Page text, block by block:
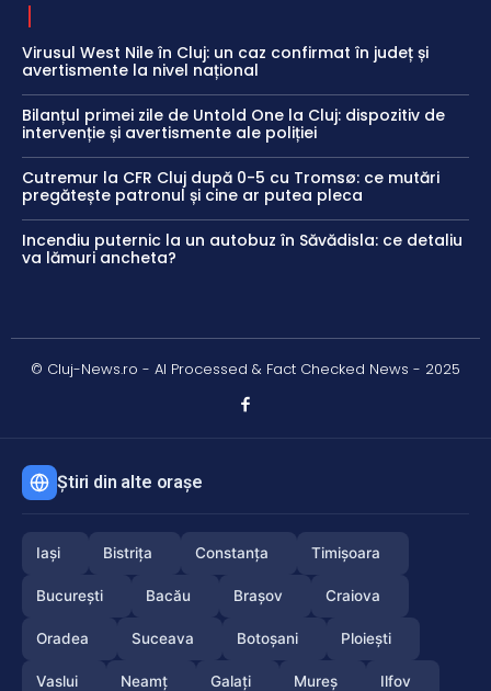
Virusul West Nile în Cluj: un caz confirmat în județ și
avertismente la nivel național
Bilanțul primei zile de Untold One la Cluj: dispozitiv de
intervenție și avertismente ale poliției
Cutremur la CFR Cluj după 0-5 cu Tromsø: ce mutări
pregătește patronul și cine ar putea pleca
Incendiu puternic la un autobuz în Săvădisla: ce detaliu
va lămuri ancheta?
© Cluj-News.ro - AI Processed & Fact Checked News - 2025
Știri din alte orașe
Iași Bistrița Constanța Timișoara
București Bacău Brașov Craiova
Oradea Suceava Botoșani Ploiești
Vaslui Neamț Galați Mureș Ilfov